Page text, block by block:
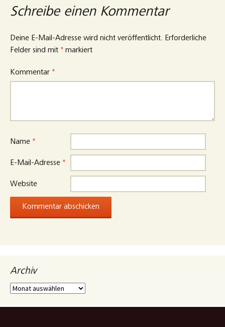
Schreibe einen Kommentar
Deine E-Mail-Adresse wird nicht veröffentlicht. Erforderliche
Felder sind mit * markiert
Kommentar *
Name *
E-Mail-Adresse *
Website
Archiv
Archiv